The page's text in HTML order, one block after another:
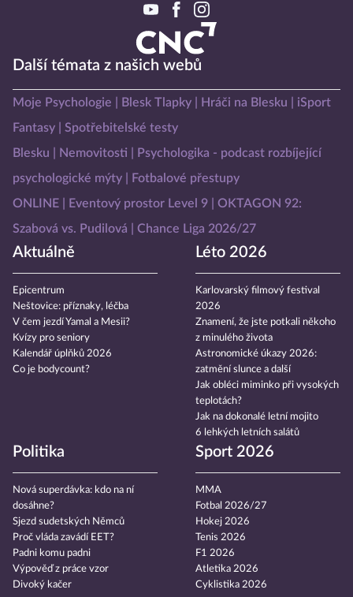
Další témata z našich webů
Moje Psychologie Blesk Tlapky Hráči na Blesku
iSport
Fantasy
Spotřebitelské testy
Blesku
Nemovitosti
Psychologika - podcast rozbíjející
psychologické mýty
Fotbalové přestupy
ONLINE
Eventový prostor Level 9
OKTAGON 92:
Szabová vs. Pudilová
Chance Liga 2026/27
Aktuálně
Epicentrum
Neštovice: příznaky, léčba
V čem jezdí Yamal a Mesii?
Kvízy pro seniory
Kalendář úplňků 2026
Co je bodycount?
Léto 2026
Karlovarský filmový festival
2026
Znamení, že jste potkali někoho
z minulého života
Astronomické úkazy 2026:
zatmění slunce a další
Jak obléci miminko při vysokých
teplotách?
Jak na dokonalé letní mojito
6 lehkých letních salátů
Politika
Nová superdávka: kdo na ní
dosáhne?
Sjezd sudetských Němců
Proč vláda zavádí EET?
Padni komu padni
Výpověď z práce vzor
Divoký kačer
Sport 2026
MMA
Fotbal 2026/27
Hokej 2026
Tenis 2026
F1 2026
Atletika 2026
Cyklistika 2026